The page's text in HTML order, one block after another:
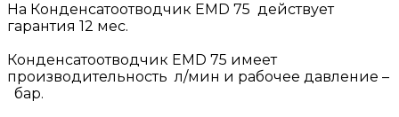
На Конденсатоотводчик EMD 75 действует
гарантия 12 мес.
Конденсатоотводчик EMD 75 имеет
производительность л/мин и рабочее давление –
бар.